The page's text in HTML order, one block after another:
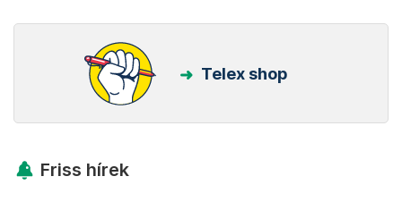
Telex shop
Friss hírek